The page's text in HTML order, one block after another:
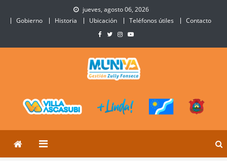
jueves, agosto 06, 2026
Gobierno
Historia Ubicación Teléfonos útiles Contacto
Ascasubi